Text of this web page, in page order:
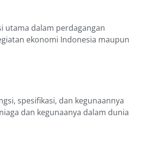
utama dalam perdagangan
ekonomi Indonesia maupun
spesifikasi, dan kegunaannya
dan kegunaanya dalam dunia